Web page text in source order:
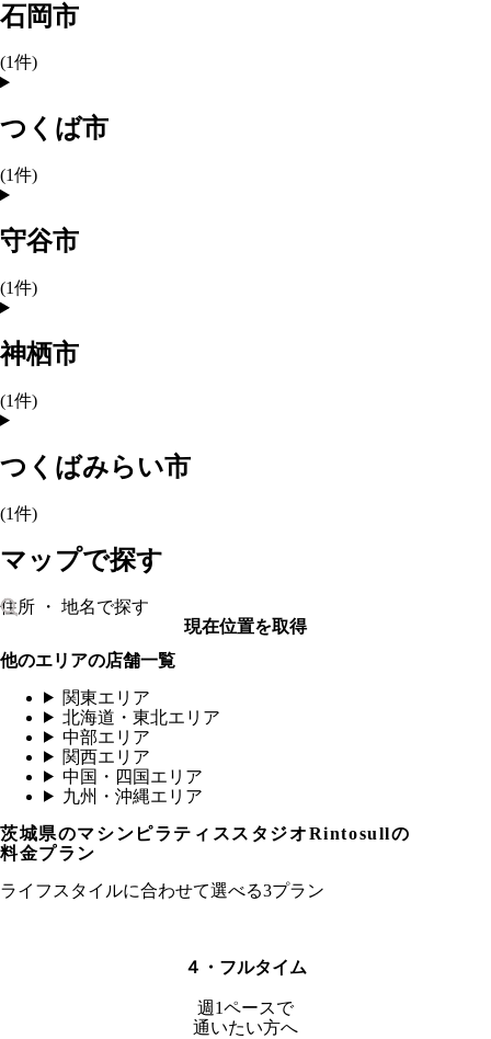
石岡市
(1件)
つくば市
(1件)
守谷市
(1件)
神栖市
(1件)
つくばみらい市
(1件)
マップで探す
現在位置を取得
他のエリアの店舗一覧
関東エリア
北海道・東北エリア
中部エリア
関西エリア
中国・四国エリア
九州・沖縄エリア
茨城県のマシンピラティススタジオRintosullの
料金プラン
ライフスタイルに合わせて選べる3プラン
４・フルタイム
週1ペースで
通いたい方へ